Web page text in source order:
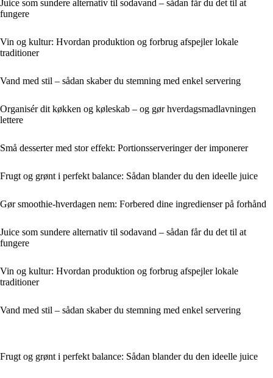
Juice som sundere alternativ til sodavand – sådan får du det til at
fungere
Vin og kultur: Hvordan produktion og forbrug afspejler lokale
traditioner
Vand med stil – sådan skaber du stemning med enkel servering
Organisér dit køkken og køleskab – og gør hverdagsmadlavningen
lettere
Små desserter med stor effekt: Portionsserveringer der imponerer
Frugt og grønt i perfekt balance: Sådan blander du den ideelle juice
Gør smoothie-hverdagen nem: Forbered dine ingredienser på forhånd
Juice som sundere alternativ til sodavand – sådan får du det til at
fungere
Vin og kultur: Hvordan produktion og forbrug afspejler lokale
traditioner
Vand med stil – sådan skaber du stemning med enkel servering
Frugt og grønt i perfekt balance: Sådan blander du den ideelle juice